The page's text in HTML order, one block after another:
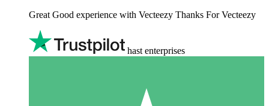
Great Good experience with Vecteezy Thanks For Vecteezy
hast enterprises